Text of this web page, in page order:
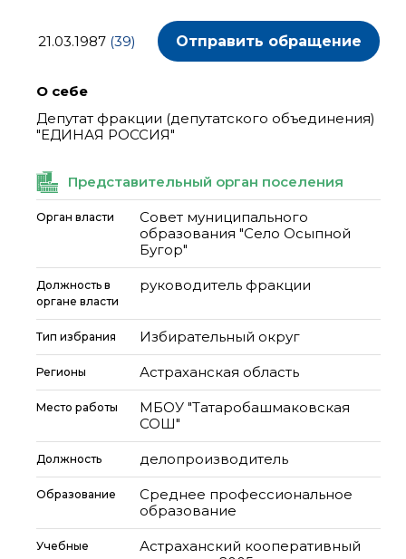
21.03.1987 (39) Отправить обращение
О себе
Депутат фракции (депутатского объединения)
"ЕДИНАЯ РОССИЯ"
Представительный орган поселения
Орган власти
Совет муниципального
образования "Село Осыпной
Бугор"
Должность в
органе власти
руководитель фракции
Тип избрания Избирательный округ
Регионы Астраханская область
Место работы
МБОУ "Татаробашмаковская
СОШ"
Должность делопроизводитель
Образование
Среднее профессиональное
образование
Учебные
Астраханский кооперативный